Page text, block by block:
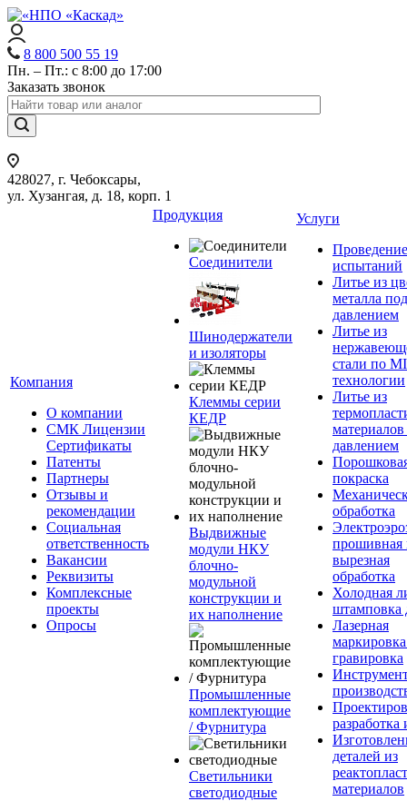
8 800 500 55 19
Пн. – Пт.: с 8:00 до 17:00
Заказать звонок
428027, г. Чебоксары,
ул. Хузангая, д. 18, корп. 1
Компания
О компании
СМК Лицензии
Сертификаты
Патенты
Партнеры
Отзывы и
рекомендации
Социальная
ответственность
Вакансии
Реквизиты
Комплексные
проекты
Опросы
Продукция
Соединители
Шинодержатели
и изоляторы
Клеммы серии
КЕДР
Выдвижные
модули НКУ
блочно-
модульной
конструкции и
их наполнение
Промышленные
комплектующие
/ Фурнитура
Светильники
светодиодные
Услуги
Проведение
испытаний
Литье из
металла под
давлением
Литье из
стали по
технологии
Литье из
давлением
покраска
обработка
прошивная
вырезная
обработка
Холодная
штамповка
Лазерная
гравировка
разработка
деталей из
материалов